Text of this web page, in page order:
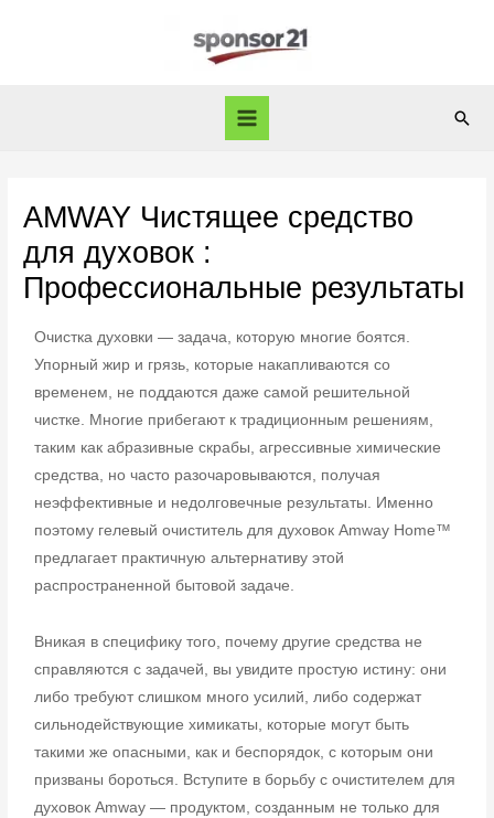
AMWAY Чистящее средство
для духовок :
Профессиональные результаты
Очистка духовки — задача, которую многие боятся.
Упорный жир и грязь, которые накапливаются со
временем, не поддаются даже самой решительной
чистке. Многие прибегают к традиционным решениям,
таким как абразивные скрабы, агрессивные химические
средства, но часто разочаровываются, получая
неэффективные и недолговечные результаты. Именно
поэтому гелевый очиститель для духовок Amway Home™
предлагает практичную альтернативу этой
распространенной бытовой задаче.
Вникая в специфику того, почему другие средства не
справляются с задачей, вы увидите простую истину: они
либо требуют слишком много усилий, либо содержат
сильнодействующие химикаты, которые могут быть
такими же опасными, как и беспорядок, с которым они
призваны бороться. Вступите в борьбу с очистителем для
духовок Amway — продуктом, созданным не только для